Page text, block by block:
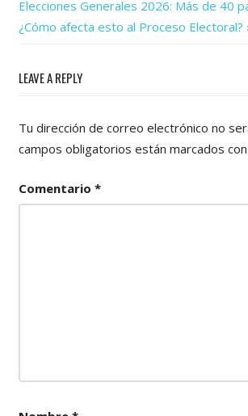
entradas
Next
Post:
Elecciones Generales 2026: Más de 40
¿Cómo afecta esto al Proceso Electoral?
LEAVE A REPLY
Tu dirección de correo electrónico no
campos obligatorios están marcados con
Comentario *